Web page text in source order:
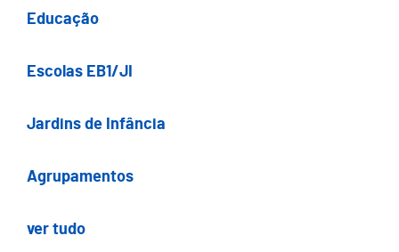
Educação
Escolas EB1/JI
Jardins de Infância
Agrupamentos
ver tudo